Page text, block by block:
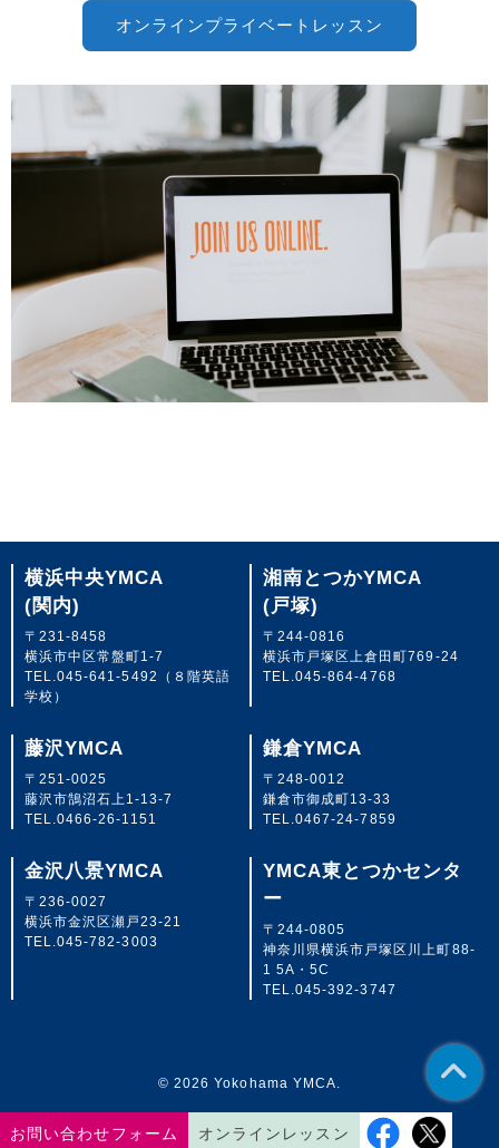
オンラインプライベートレッスン
横浜中央YMCA
(関内)
〒231-8458
横浜市中区常盤町1-7
TEL.045-641-5492
（８階英語
学校）
湘南とつかYMCA
(戸塚)
〒244-0816
横浜市戸塚区上倉田町769-24
TEL.045-864-4768
藤沢YMCA
〒251-0025
藤沢市鵠沼石上1-13-7
TEL.0466-26-1151
鎌倉YMCA
〒248-0012
鎌倉市御成町13-33
TEL.0467-24-7859
金沢八景YMCA
〒236-0027
横浜市金沢区瀬戸23-21
TEL.045-782-3003
YMCA東とつかセンタ
ー
〒244-0805
神奈川県横浜市戸塚区川上町88-
1 5A・5C
TEL.045-392-3747
© 2026 Yokohama YMCA.
お問い合わせフォーム オンラインレッスン